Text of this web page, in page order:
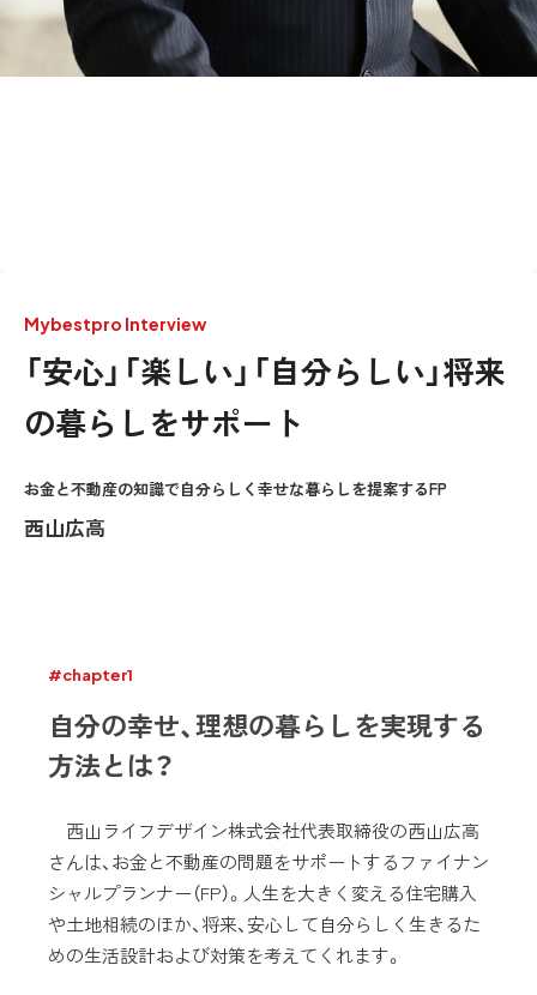
Mybestpro Interview
「安心」「楽しい」「自分らしい」将来
の暮らしをサポート
お金と不動産の知識で自分らしく幸せな暮らしを提案するFP
西山広高
#chapter1
自分の幸せ、理想の暮らしを実現する
方法とは？
西山ライフデザイン株式会社代表取締役の西山広高
さんは、お金と不動産の問題をサポートするファイナン
シャルプランナー（FP）。人生を大きく変える住宅購入
や土地相続のほか、将来、安心して自分らしく生きるた
めの生活設計および対策を考えてくれます。